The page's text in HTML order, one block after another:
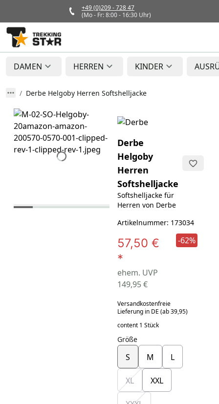
+49 (0)209 - 728 47
(Mo - Fr: 8:00 - 16:30 Uhr)
DAMEN HERREN KINDER
Derbe Helgoby Herren Softshelljacke
Derbe
Helgoby
Herren
Softshelljacke
Softshelljacke für
Herren von Derbe
Artikelnummer: 173034
57,50 €
*
ehem. UVP
149,95 €
-62%
Versandkostenfreie
Lieferung in DE (ab 39,95)
content 1 Stück
Größe
S M L
XL XXL